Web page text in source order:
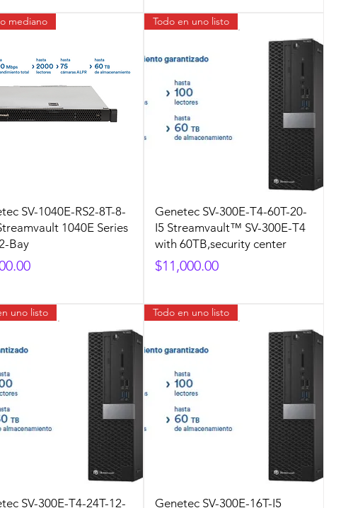
mediano
SV-1040E-RS2-8T-8-
1040E Series
Bay
Todo en uno listo
Genetec SV-300E-T4-60T-20-
I5 Streamvault™ SV-300E-T4
with 60TB,security center
Precio
$11,000.00
uno listo
SV-300E-T4-24T-12-
Todo en uno listo
Genetec SV-300E-16T-I5